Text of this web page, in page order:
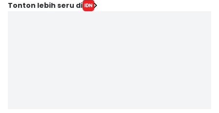
Tonton lebih seru di